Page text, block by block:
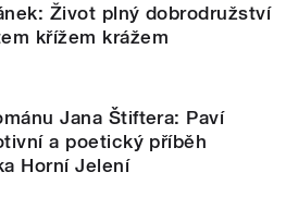
Život plný dobrodružství
křížem krážem
Jana Štiftera: Paví
a poetický příběh
Horní Jelení